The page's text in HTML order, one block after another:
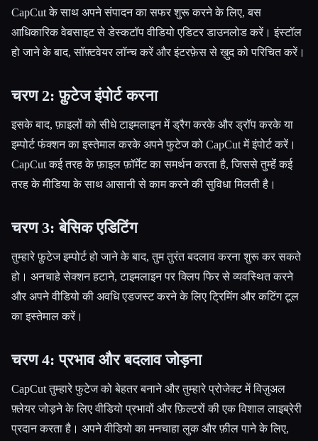
CapCut के साथ अपने संपादन का सफर शुरू करने के लिए, बस
आधिकारिक वेबसाइट से डेस्कटॉप वीडियो एडिटर डाउनलोड करें। इंस्टॉल
हो जाने के बाद, सॉफ़्टवेयर लॉन्च करें और इंटरफ़ेस से ख़ुद को परिचित करें।
चरण 2: फ़ुटेज इंपोर्ट करना
इसके बाद, फ़ाइलों को सीधे टाइमलाइन में ड्रैग करके और ड्रॉप करके या
इम्पोर्ट फंक्शन का इस्तेमाल करके अपने फुटेज को CapCut में इंपोर्ट करें।
CapCut कई तरह के फ़ाइल फ़ॉर्मेट का समर्थन करता है, जिससे तुम्हेंं कई
तरह के मीडिया के साथ आसानी से काम करने की सुविधा मिलती है।
चरण 3: बेसिक एडिटिंग
तुम्हारे फ़ुटेज इम्पोर्ट हो जाने के बाद, तुम तुरंत बदलाव करना शुरू कर सकते
हो। अनचाहे सेक्शन हटाने, टाइमलाइन पर क्लिप फिर से व्यवस्थित करने
और अपने वीडियो की अवधि एडजस्ट करने के लिए ट्रिमिंग और कटिंग टूल
का इस्तेमाल करें।
चरण 4: प्रभाव और बदलाव जोड़ना
CapCut तुम्हारे फुटेज को बेहतर बनाने और तुम्हारे प्रोजेक्ट में विज़ुअल
फ़्लेयर जोड़ने के लिए वीडियो प्रभावों और फ़िल्टरों की एक विशाल लाइब्रेरी
प्रदान करता है। अपने वीडियो का मनचाहा लुक और फ़ील पाने के लिए,